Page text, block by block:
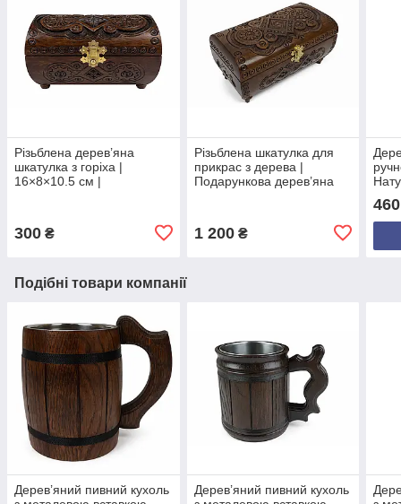
Різьблена дерев’яна
шкатулка з горіха |
16×8×10.5 см |
подарунок
300 ₴
Різьблена шкатулка для
прикрас з дерева |
Подарункова дерев’яна
1 200₴
пива
460
Подібні товари компанії
Дерев’яний пивний кухоль
Дерев’яний пивний кухоль